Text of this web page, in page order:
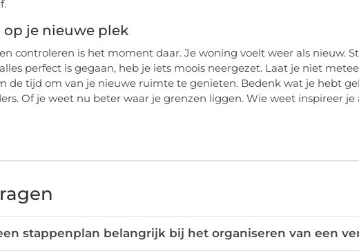
je nieuwe plek
controleren is het moment daar. Je woning voelt weer als nieuw.
perfect is gegaan, heb je iets moois neergezet. Laat je niet
de tijd om van je nieuwe ruimte te genieten. Bedenk wat je hebt
Of je weet nu beter waar je grenzen liggen. Wie weet inspireer
stappenplan belangrijk bij het organiseren van een